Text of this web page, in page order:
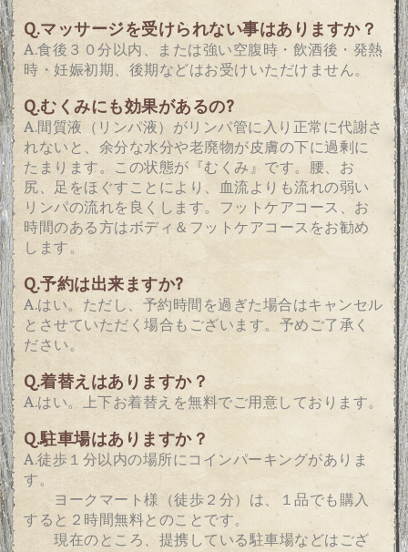
Q.マッサージを受けられない事はありますか？
A.食後３０分以内、または強い空腹時・飲酒後・発熱
時・妊娠初期、後期などはお受けいただけません。
Q.むくみにも効果があるの?
A.間質液（リンパ液）がリンパ管に入り正常に代謝さ
れないと、余分な水分や老廃物が皮膚の下に過剰に
たまります。この状態が『むくみ』です。腰、お
尻、足をほぐすことにより、血流よりも流れの弱い
リンパの流れを良くします。
フットケアコース、お
時間のある方はボディ＆フットケアコースをお勧め
します。
Q.予約は出来ますか?
A.はい。ただし、予約時間を過ぎた場合はキャンセル
とさせていただく場合もございます。予めご了承く
ださい。
Q.着替えはありますか？
A.はい。上下お着替えを無料でご用意しております。
Q.駐車場はありますか？
A.徒歩１分以内の場所にコインパーキングがありま
す。
ヨークマート様（徒歩２分）は、１品でも購入
すると２時間無料とのことです。
現在のところ、提携している駐車場などはござ